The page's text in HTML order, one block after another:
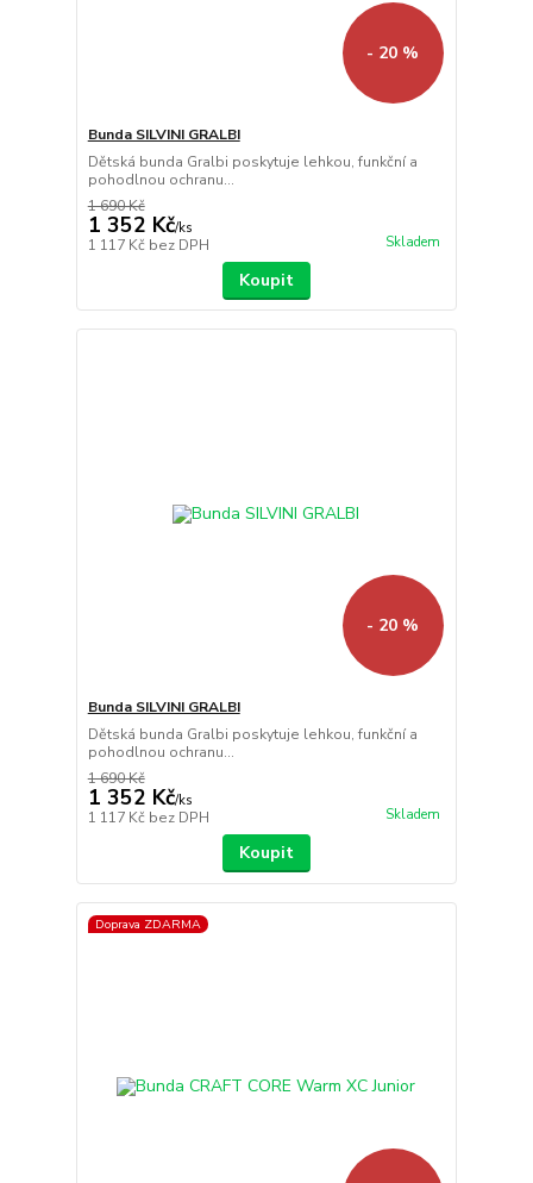
- 20 %
Bunda SILVINI GRALBI
Dětská bunda Gralbi poskytuje lehkou, funkční a
pohodlnou ochranu...
1 690 Kč
1 352 Kč/ks
1 117 Kč bez DPH Skladem
Koupit
- 20 %
Bunda SILVINI GRALBI
Dětská bunda Gralbi poskytuje lehkou, funkční a
pohodlnou ochranu...
1 690 Kč
1 352 Kč/ks
1 117 Kč bez DPH Skladem
Koupit
Doprava ZDARMA